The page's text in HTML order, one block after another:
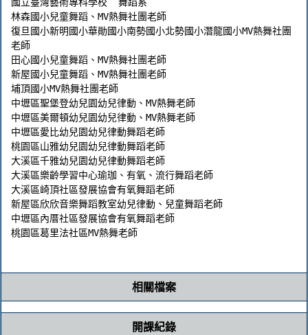
林森國小兒童舞蹈、MV熱舞社團老師
復旦國小新明國小華勛國小南勢國小北勢國小潛龍國小MV熱舞社團
老師
田心國小兒童舞蹈、MV熱舞社團老師
新屋國小兒童舞蹈、MV熱舞社團老師
埔頂國小MV熱舞社團老師
中壢區聖堡登幼兒園幼兒律動、MV熱舞老師
中壢區美爾頓幼兒園幼兒律動、MV熱舞老師
中壢區愛比幼兒園幼兒律動舞蹈老師
桃園區山雅幼兒園幼兒律動舞蹈老師
大溪區千雅幼兒園幼兒律動舞蹈老師
大溪區樂齡學習中心瑜珈、有氧、流行舞蹈老師
大溪區崎頂社區發展協會有氧舞蹈老師
新屋區欣欣音樂舞蹈教室幼兒律動、兒童舞蹈老師
中壢區內厝社區發展協會有氧舞蹈老師
桃園區葛里法社區MV熱舞老師
相關檔案
開課紀錄